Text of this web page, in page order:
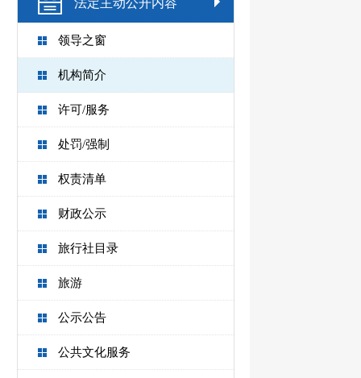
法定主动公开内容
领导之窗
机构简介
许可/服务
处罚/强制
权责清单
财政公示
旅行社目录
旅游
公示公告
公共文化服务